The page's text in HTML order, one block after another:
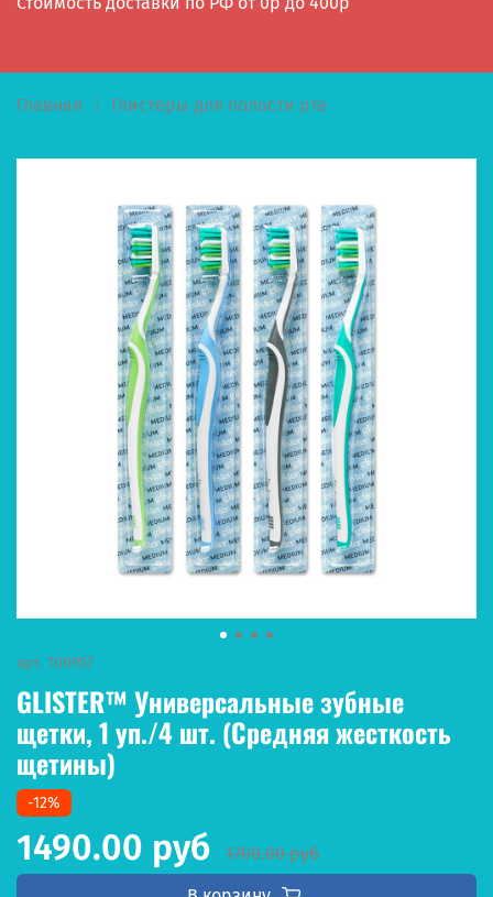
Главная Глистеры для полости рта
арт. 100957
GLISTER™ Универсальные зубные
щетки, 1 уп./4 шт. (Средняя жесткость
щетины)
-12%
1490.00 руб
1700.00 руб